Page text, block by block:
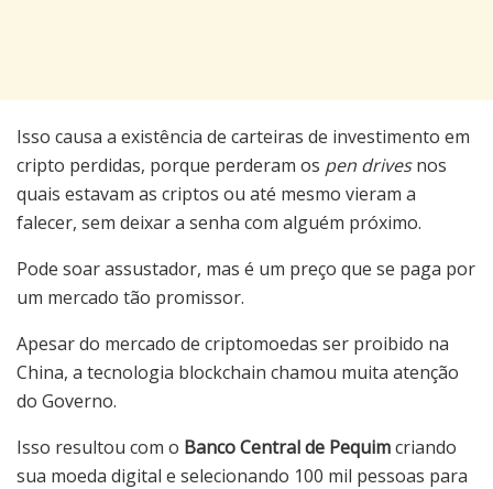
Isso causa a existência de carteiras de investimento em
cripto perdidas, porque perderam os pen drivesnos
quais estavam as criptos ou até mesmo vieram a
falecer, sem deixar a senha com alguém próximo.
Pode soar assustador, mas é um preço que se paga por
um mercado tão promissor.
Apesar do mercado de criptomoedas ser proibido na
China, a tecnologia blockchain chamou muita atenção
do Governo.
Isso resultou com o Banco Central de Pequimcriando
sua moeda digital e selecionando 100 mil pessoas para